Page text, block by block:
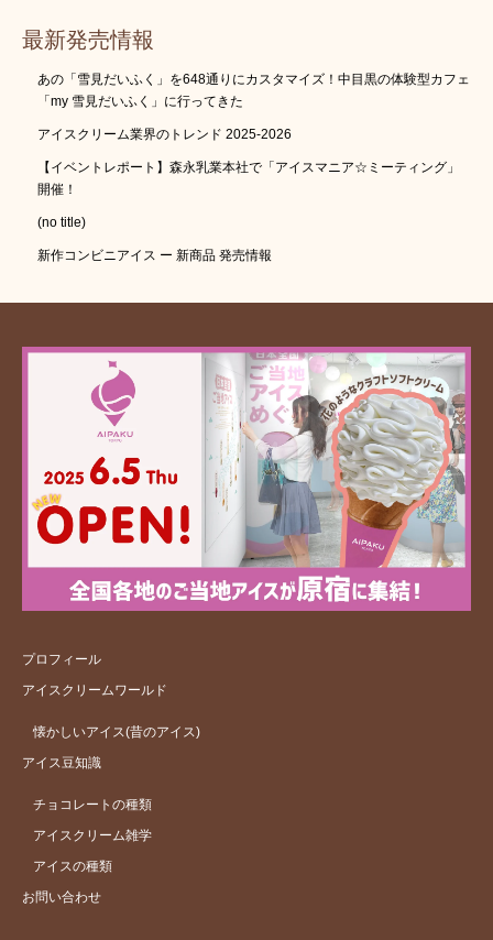
最新発売情報
あの「雪見だいふく」を648通りにカスタマイズ！中目黒の体験型カフェ
「my 雪見だいふく」に行ってきた
アイスクリーム業界のトレンド 2025-2026
【イベントレポート】森永乳業本社で「アイスマニア☆ミーティング」
開催！
(no title)
新作コンビニアイス ー 新商品 発売情報
プロフィール
アイスクリームワールド
懐かしいアイス(昔のアイス)
アイス豆知識
チョコレートの種類
アイスクリーム雑学
アイスの種類
お問い合わせ